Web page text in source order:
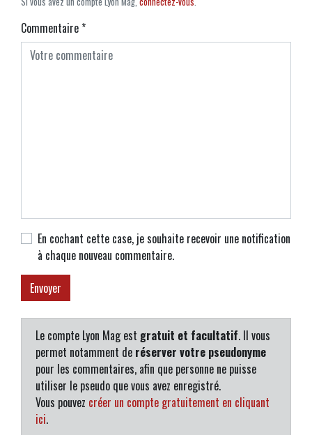
Commentaire*
En cochant cette case, je souhaite recevoir une notification
à chaque nouveau commentaire.
Le compte Lyon Mag est gratuit et facultatif. Il vous
permet notamment de réserver votre pseudonyme
pour les commentaires, afin que personne ne puisse
utiliser le pseudo que vous avez enregistré.
Vous pouvez créer un compte gratuitement en cliquant
ici.